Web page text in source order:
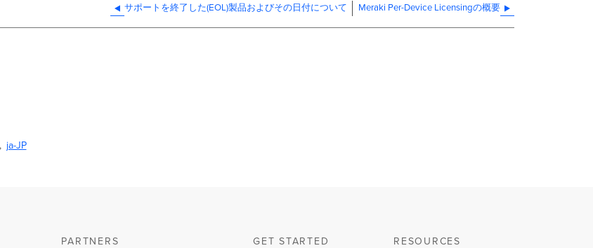
サポートを終了した(EOL)製品およびその日付について Meraki Per-Device Licensingの概要
ja-JP
PARTNERS GET STARTED RESOURCES